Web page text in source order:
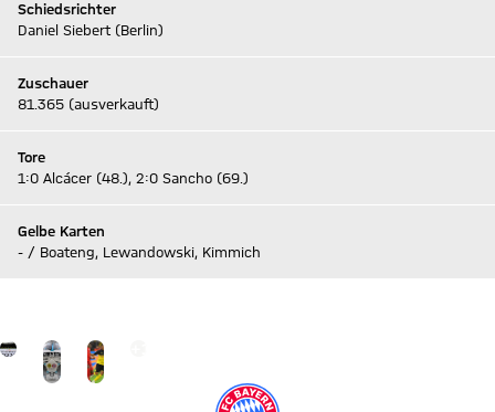
Schiedsrichter
Daniel Siebert (Berlin)
Zuschauer
81.365 (ausverkauft)
Tore
1:0 Alcácer (48.), 2:0 Sancho (69.)
Gelbe Karten
- / Boateng, Lewandowski, Kimmich
Gehe zu Gallerie Seite: zur Galerie